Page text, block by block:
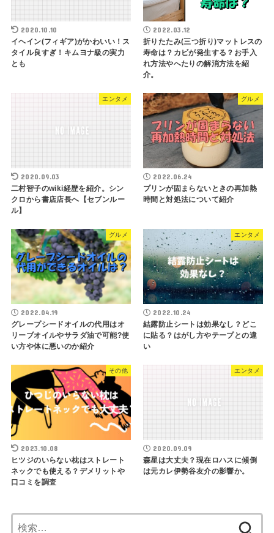
2020.10.10
イヘイン(フィギア)がかわいい！ス
タイル良すぎ！キムヨナ級の実力
とも
2022.03.12
折りたたみ(三つ折り)マットレスの
寿命は？カビが発生する？お手入
れ方法やへたりの解消方法を紹
介。
エンタメ
2020.09.03
二村智子のwiki経歴を紹介。シン
クロから書店店長へ【セブンルー
ル】
グルメ
2022.06.24
プリンが固まらないときの再加熱
時間と対処法について紹介
グルメ
2022.04.19
グレープシードオイルの代用はオ
リーブオイルやサラダ油で可能?使
い方や体に悪いのか紹介
エンタメ
2022.10.24
結露防止シートは効果なし？どこ
に貼る？はがし方やテープとの違
い
その他
2023.10.08
ヒツジのいらない枕はストレート
ネックでも使える？デメリットや
口コミを調査
エンタメ
2020.09.09
森星は大丈夫？現在ロハスに傾倒
は元カレ伊勢谷友介の影響か。